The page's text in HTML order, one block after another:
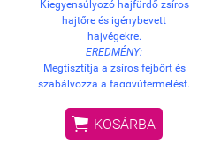
Kiegyensúlyozó hajfürdő zsíros
hajtőre és igénybevett
hajvégekre.
EREDMÉNY:
Megtisztítja a zsíros fejbőrt és
szabályozza a faggyútermelést.
hajhosszt, ezáltal a haj puha és
selymes tapintású lesz.
 KOSÁRBA